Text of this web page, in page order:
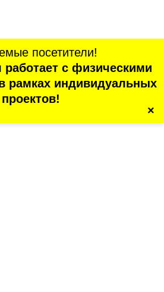
Обуховской Обороны, 70, корп.
посетители!
с физическими
рамках индивидуальных
проектов!
×